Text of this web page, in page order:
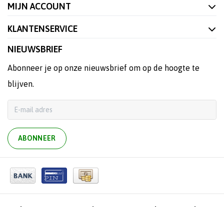
MIJN ACCOUNT
KLANTENSERVICE
NIEUWSBRIEF
Abonneer je op onze nieuwsbrief om op de hoogte te
blijven.
ABONNEER